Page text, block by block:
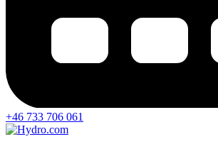
+46 733 706 061